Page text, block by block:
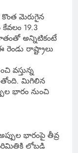
మెరుగైన
19.3
అన్నిటికంటే
రెండు రాష్ట్రాలు
వస్తున్న
మిగిలిన
భారం నుంచి
భారంపై తీవ్ర
లోబడి